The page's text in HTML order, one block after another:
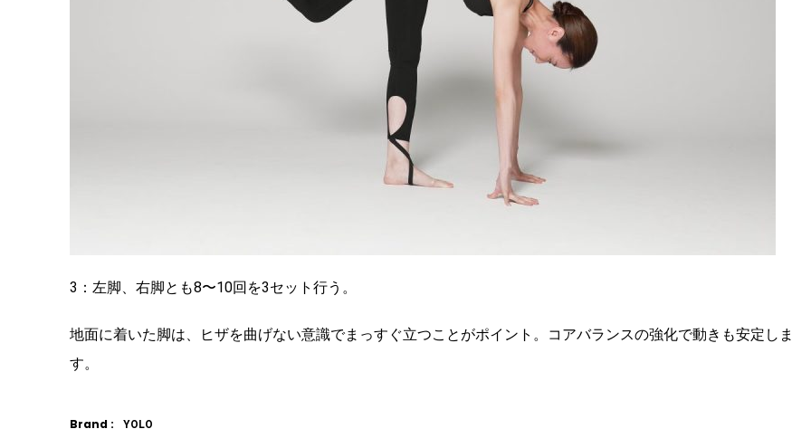
3：左脚、右脚とも8〜10回を3セット行う。
地面に着いた脚は、ヒザを曲げない意識でまっすぐ立つことがポイント。コアバランスの強化で動きも安定しま
す。
Brand : YOLO